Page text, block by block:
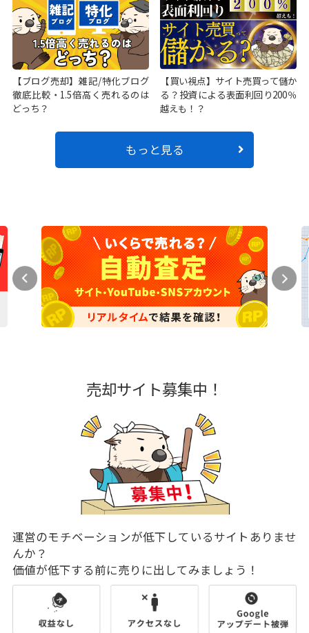
【ブログ売却】雑記/特化ブログ
徹底比較・1.5倍高く売れるのは
どっち？
【買い視点】サイト売買って儲か
る？投資による表面利回り200％
越えも！？
もっと見る
売却サイト募集中！
運営のモチベーションが低下しているサイトありませ
んか？
価値が低下する前に売りに出してみましょう！